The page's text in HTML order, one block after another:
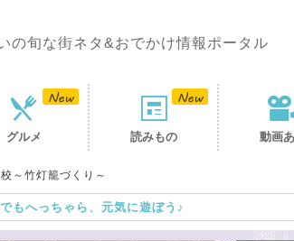
の旬な街ネタ&おでかけ情報ポータル
グルメ 読みもの 動画
～竹灯籠づくり～
もへっちゃら、元気に遊ぼう♪